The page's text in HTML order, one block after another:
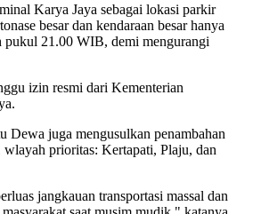
Karya Jaya sebagai lokasi parkir
besar dan kendaraan besar hanya
pukul 21.00 WIB, demi mengurangi
izin resmi dari Kementerian
Dewa juga mengusulkan penambahan
prioritas: Kertapati, Plaju, dan
jangkauan transportasi massal dan